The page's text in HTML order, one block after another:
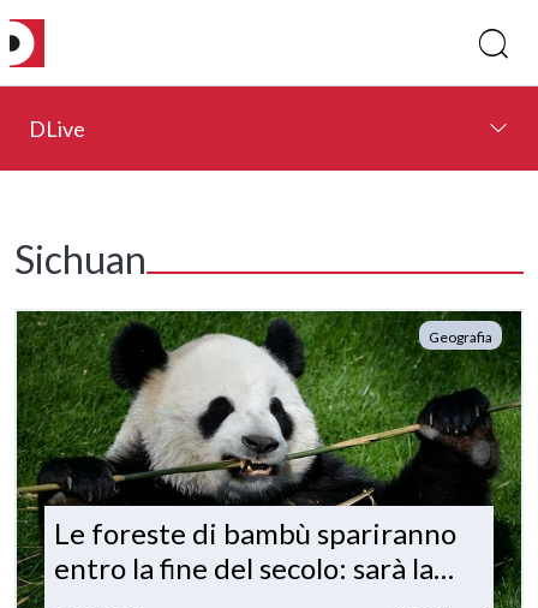
DLive
Sichuan
Geografia
Le foreste di bambù spariranno
entro la fine del secolo: sarà la